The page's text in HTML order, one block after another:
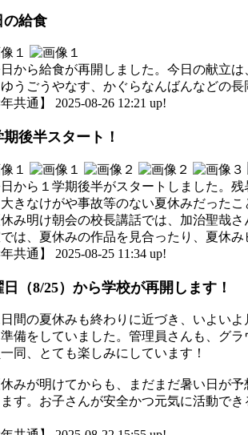
の給食
から給食が再開しました。今日の献立は
うごうやなす、かぐらなんばんなどの
年共通】 2025-08-26 12:21 up!
期後半スタート！
から１学期後半がスタートしました。残
きなけがや事故等のない夏休みだったこ
み明け朝会の校長講話では、加治聖哉さ
は、夏休みの作品を見合ったり、夏休
年共通】 2025-08-25 11:34 up!
日（8/25）から学校が再開します！
間の夏休みも終わりに近づき、いよいよ
備をしていました。管理員さんも、グ
同、とても楽しみにしています！
みが明けてからも、まだまだ暑い日が予
す。お子さんが安全かつ元気に活動で